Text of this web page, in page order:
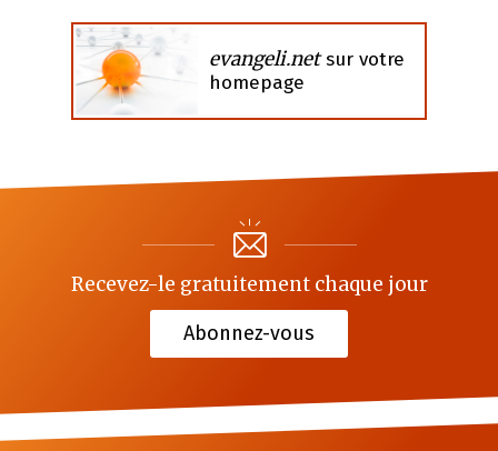
evangeli.netsur votre
homepage
Recevez-le gratuitement chaque jour
Abonnez-vous